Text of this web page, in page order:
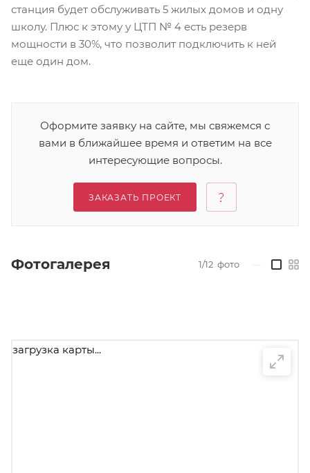
станция будет обслуживать 5 жилых домов и одну
школу. Плюс к этому у ЦТП № 4 есть резерв
мощности в 30%, что позволит подключить к ней
еще один дом.
Оформите заявку на сайте, мы свяжемся с
вами в ближайшее время и ответим на все
интересующие вопросы.
ЗАКАЗАТЬ ПРОЕКТ
Фотогалерея 1/12 фото
загрузка карты...